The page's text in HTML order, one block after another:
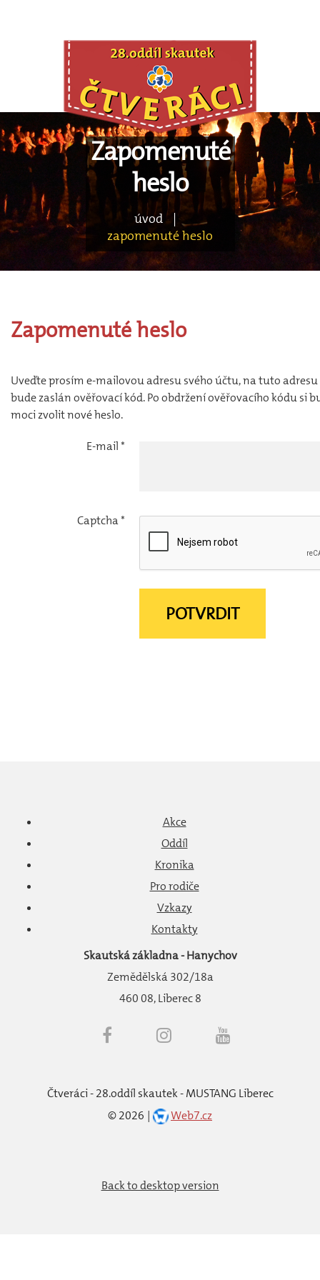
Zapomenuté
heslo
úvod
|
zapomenuté heslo
Zapomenutéheslo
Uveďte prosím e-mailovou adresu svého účtu, na tuto
bude zaslán ověřovací kód. Po obdržení ověřovacího kódu si
moci zvolit nové heslo.
E-mail*
Captcha*
POTVRDIT
Akce
Oddíl
Kronika
Pro rodiče
Vzkazy
Kontakty
Skautská základna - Hanychov
Zemědělská 302/18a
460 08, Liberec 8
Čtveráci - 28.oddíl skautek - MUSTANG Liberec
©2026 Web7.cz
Back to desktop version